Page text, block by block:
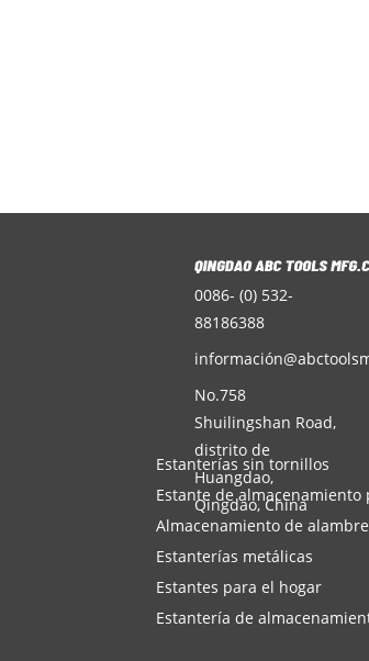
0086- (0) 532-
88186388
informació
No.758
Shuilingshan Road,
distrito de
Huangdao,
Qingdao, China
Estanterías sin tornillos
Estante de almacenamiento
Almacenamiento de
Estanterías metálicas
Estantes para el hogar
Estantería de